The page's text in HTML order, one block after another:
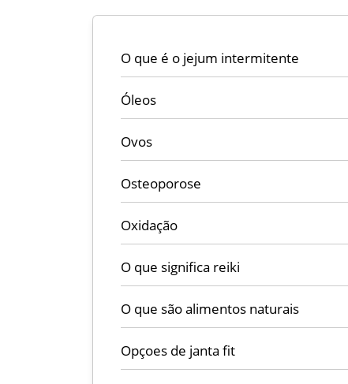
O que é o jejum intermitente
Óleos
Ovos
Osteoporose
Oxidação
O que significa reiki
O que são alimentos naturais
Opçoes de janta fit